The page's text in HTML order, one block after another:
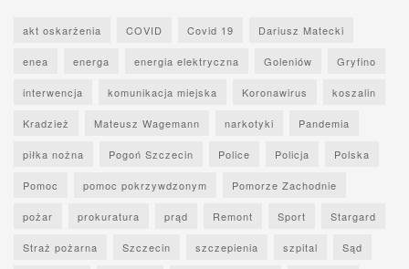
akt oskarżenia COVID Covid 19 Dariusz Matecki
enea energa energia elektryczna Goleniów Gryfino
interwencja komunikacja miejska Koronawirus koszalin
Kradzież Mateusz Wagemann narkotyki Pandemia
piłka nożna Pogoń Szczecin Police Policja Polska
Pomoc pomoc pokrzywdzonym Pomorze Zachodnie
pożar prokuratura prąd Remont Sport Stargard
Straż pożarna Szczecin szczepienia szpital Sąd